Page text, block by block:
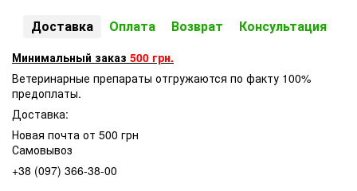
Доставка Оплата Возврат Консультация
Минимальный заказ 500 грн.
Ветеринарные препараты отгружаются по факту 100%
предоплаты.
Доставка:
Новая почта от 500 грн
Самовывоз
+38 (097) 366-38-00